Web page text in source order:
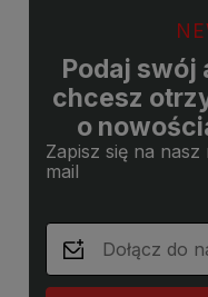
Podaj swój
chcesz
o
Zapisz się na
mail